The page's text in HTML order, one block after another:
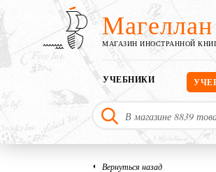
Магеллан
МАГАЗИН ИНОСТРАННОЙ
УЧЕБНИКИ
Вернуться назад